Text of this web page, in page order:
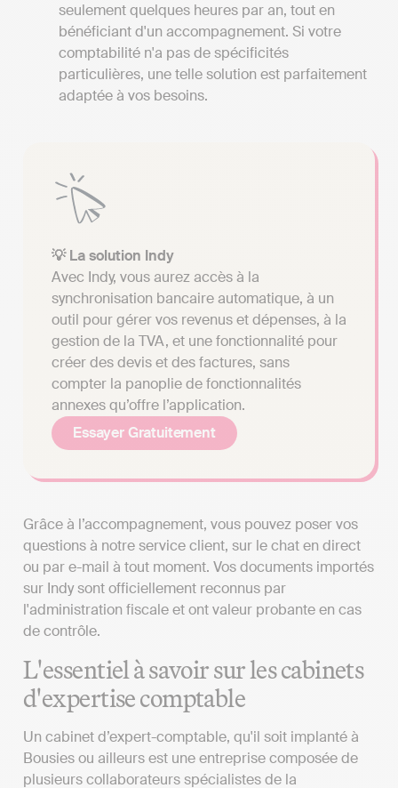
seulement quelques heures par an, tout en
bénéficiant d'un accompagnement. Si votre
comptabilité n'a pas de spécificités
particulières, une telle solution est parfaitement
adaptée à vos besoins.
💡 La solution Indy
Avec Indy, vous aurez accès à la
synchronisation bancaire automatique, à un
outil pour gérer vos revenus et dépenses, à la
gestion de la TVA, et une fonctionnalité pour
créer des devis et des factures, sans
compter la panoplie de fonctionnalités
annexes qu’offre l’application.
Essayer Gratuitement
Grâce à l’accompagnement, vous pouvez poser vos
questions à notre service client, sur le chat en direct
ou par e-mail à tout moment. Vos documents importés
sur Indy sont officiellement reconnus par
l'administration fiscale et ont valeur probante en cas
de contrôle.
L'essentiel à savoir sur les cabinets
d'expertise comptable
Un cabinet d’expert-comptable, qu'il soit implanté à
Bousies ou ailleurs est une entreprise composée de
plusieurs collaborateurs spécialistes de la